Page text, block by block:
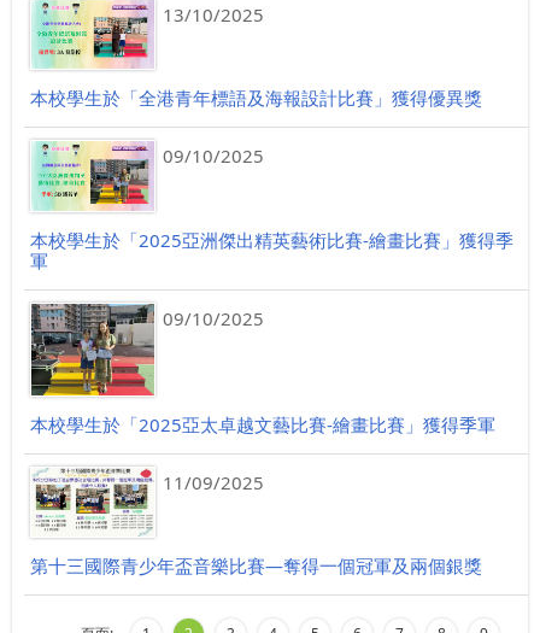
13/10/2025
本校學生於「全港青年標語及海報設計比賽」獲得優異獎
09/10/2025
本校學生於「2025亞洲傑出精英藝術比賽-繪畫比賽」獲得季
軍
09/10/2025
本校學生於「2025亞太卓越文藝比賽-繪畫比賽」獲得季軍
11/09/2025
第十三國際青少年盃音樂比賽—奪得一個冠軍及兩個銀獎